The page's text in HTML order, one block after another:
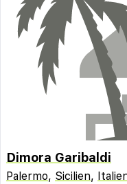
Dimora Garibaldi
Palermo, Sicilien,